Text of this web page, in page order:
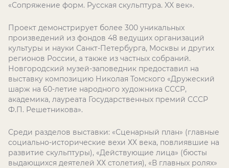
«Сопряжение форм. Русская скульптура. XX век».
Проект демонстрирует более 300 уникальных
произведений из фондов 48 ведущих организаций
культуры и науки Санкт-Петербурга, Москвы и других
регионов России, а также из частных собраний.
Новгородский музей-заповедник предоставил на
выставку композицию Николая Томского «Дружеский
шарж на 60-летие народного художника СССР,
академика, лауреата Государственных премий СССР
Ф.П. Решетникова».
Среди разделов выставки: «Сценарный план» (главные
социально-исторические вехи ХХ века, повлиявшие на
развитие скульптуры), «Действующие лица» (бюсты
выдающихся деятелей ХХ столетия), «В главных ролях»